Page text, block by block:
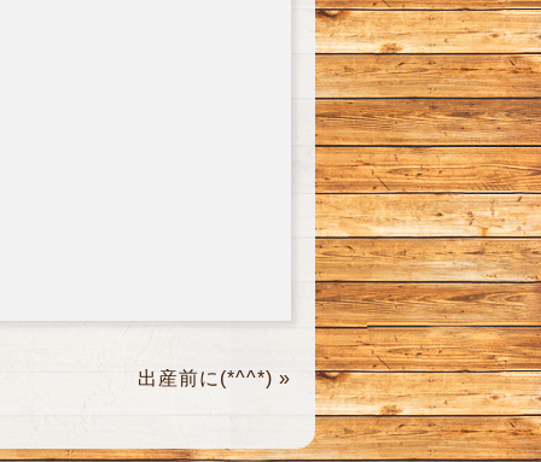
出産前に(*^^*) »